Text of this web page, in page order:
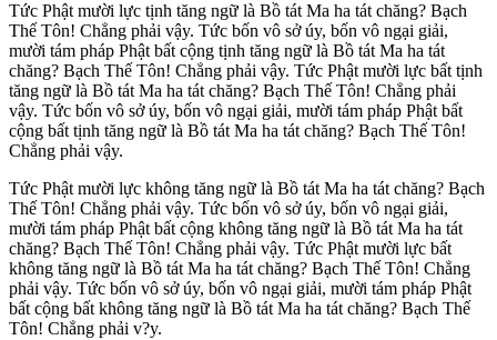
Tức Phật mười lực tịnh tăng ngữ là Bồ tát Ma ha tát chăng? Bạch
Thế Tôn! Chẳng phải vậy. Tức bốn vô sở úy, bốn vô ngại giải,
mười tám pháp Phật bất cộng tịnh tăng ngữ là Bồ tát Ma ha tát
chăng? Bạch Thế Tôn! Chẳng phải vậy. Tức Phật mười lực bất tịnh
tăng ngữ là Bồ tát Ma ha tát chăng? Bạch Thế Tôn! Chẳng phải
vậy. Tức bốn vô sở úy, bốn vô ngại giải, mười tám pháp Phật bất
cộng bất tịnh tăng ngữ là Bồ tát Ma ha tát chăng? Bạch Thế Tôn!
Chẳng phải vậy.
Tức Phật mười lực không tăng ngữ là Bồ tát Ma ha tát chăng? Bạch
Thế Tôn! Chẳng phải vậy. Tức bốn vô sở úy, bốn vô ngại giải,
mười tám pháp Phật bất cộng không tăng ngữ là Bồ tát Ma ha tát
chăng? Bạch Thế Tôn! Chẳng phải vậy. Tức Phật mười lực bất
không tăng ngữ là Bồ tát Ma ha tát chăng? Bạch Thế Tôn! Chẳng
phải vậy. Tức bốn vô sở úy, bốn vô ngại giải, mười tám pháp Phật
bất cộng bất không tăng ngữ là Bồ tát Ma ha tát chăng? Bạch Thế
Tôn! Chẳng phải v?y.